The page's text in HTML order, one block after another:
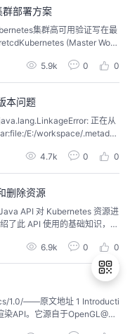
部署方案
5.9k 0 0
本问题
正在从
E:/workspace/.metadat
4.7k 0 0
删除资源
6.9k 0 0
1.0/——原文地址 1 Introducti